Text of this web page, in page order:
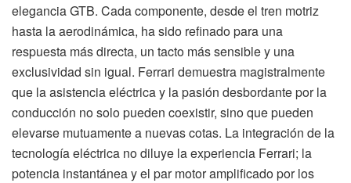
elegancia GTB. Cada componente, desde el tren motriz
hasta la aerodinámica, ha sido refinado para una
respuesta más directa, un tacto más sensible y una
exclusividad sin igual. Ferrari demuestra magistralmente
que la asistencia eléctrica y la pasión desbordante por la
conducción no solo pueden coexistir, sino que pueden
elevarse mutuamente a nuevas cotas. La integración de la
tecnología eléctrica no diluye la experiencia Ferrari; la
potencia instantánea y el par motor amplificado por los